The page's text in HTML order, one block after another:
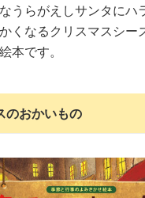
うらがえしサンタにハ
くなるクリスマスシー
本です。
のおかいもの